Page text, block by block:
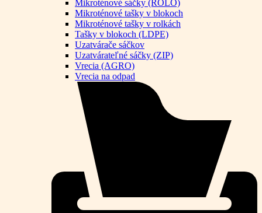
Mikroténové sáčky (ROLO)
Mikroténové tašky v blokoch
Mikroténové tašky v rolkách
Tašky v blokoch (LDPE)
Uzatvárače sáčkov
Uzatvárateľné sáčky (ZIP)
Vrecia (AGRO)
Vrecia na odpad